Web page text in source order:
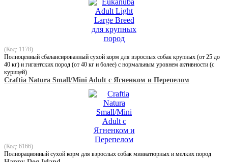
(Код: 1178)
Полноценный сбалансированный сухой корм для взрослых собак крупных (от 25 до
40 кг) и гигантских пород (от 40 кг и более) с нормальным уровнем активности (с
курицей)
Craftia Natura Small/Mini Adult с Ягненком и Перепелом
(Код: 6166)
Полнорационный сухой корм для взрослых собак миниатюрных и мелких пород